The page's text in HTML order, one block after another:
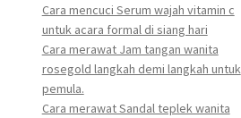
Cara mencuci Serum wajah vitamin c
untuk acara formal di siang hari
Cara merawat Jam tangan wanita
rosegold langkah demi langkah untuk
pemula.
Cara merawat Sandal teplek wanita